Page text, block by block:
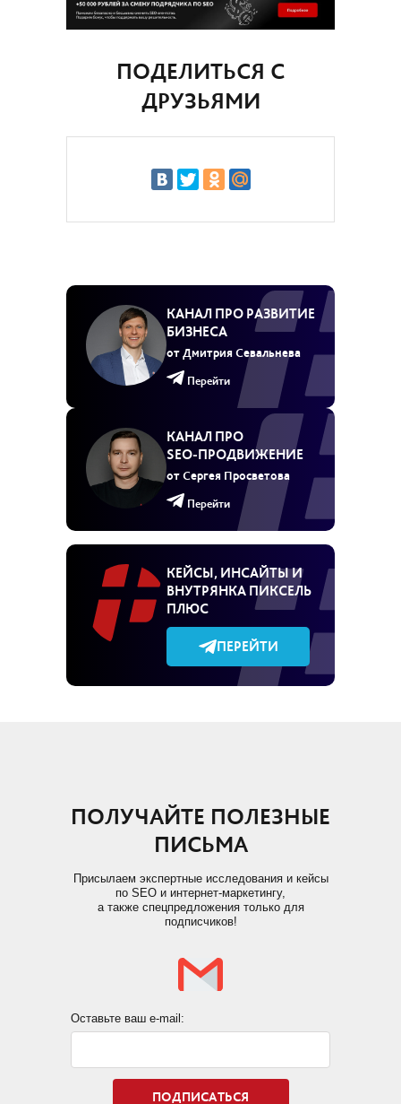
ПОДЕЛИТЬСЯ С
ДРУЗЬЯМИ
КАНАЛ ПРО РАЗВИТИЕ
БИЗНЕСА
от Дмитрия Севальнева
Перейти
КАНАЛ ПРО
SEO‑ПРОДВИЖЕНИЕ
от Сергея Просветова
Перейти
КЕЙСЫ, ИНСАЙТЫ И
ВНУТРЯНКА ПИКСЕЛЬ
ПЛЮС
ПЕРЕЙТИ
ПОЛУЧАЙТЕ ПОЛЕЗНЫЕ
ПИСЬМА
Присылаем экспертные исследования и кейсы
по SEO и интернет-маркетингу,
а также спецпредложения только для
подписчиков!
Оставьте ваш e-mail: